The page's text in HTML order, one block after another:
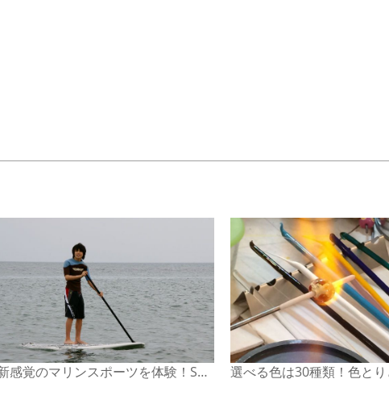
新感覚のマリンスポーツを体験！SUPスクール